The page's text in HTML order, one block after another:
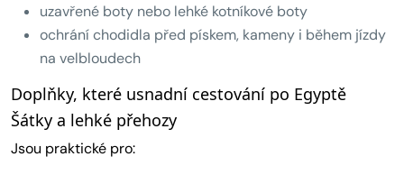
uzavřené boty nebo lehké kotníkové boty
ochrání chodidla před pískem, kameny i během jízdy
na velbloudech
Doplňky, které usnadní cestování po Egyptě
Šátky a lehké přehozy
Jsou praktické pro: